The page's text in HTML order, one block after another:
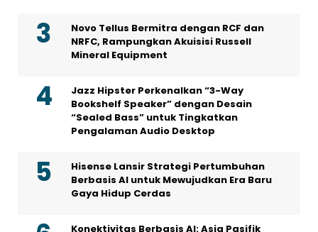
Novo Tellus Bermitra dengan RCF dan
NRFC, Rampungkan Akuisisi Russell
Mineral Equipment
Jazz Hipster Perkenalkan “3-Way
Bookshelf Speaker” dengan Desain
“Sealed Bass” untuk Tingkatkan
Pengalaman Audio Desktop
Hisense Lansir Strategi Pertumbuhan
Berbasis AI untuk Mewujudkan Era Baru
Gaya Hidup Cerdas
Konektivitas Berbasis AI: Asia Pasifik